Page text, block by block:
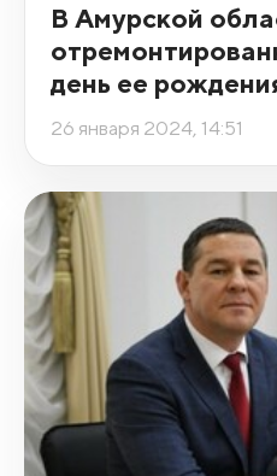
В Амурской
день ее
26 января 2024, 14:51